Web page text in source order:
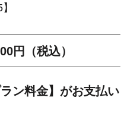
】
円（税込）
ン料金】がお支払い